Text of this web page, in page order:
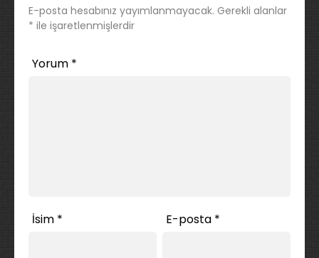
E-posta hesabınız yayımlanmayacak. Gerekli alanlar
* ile işaretlenmişlerdir
Yorum *
İsim * E-posta *